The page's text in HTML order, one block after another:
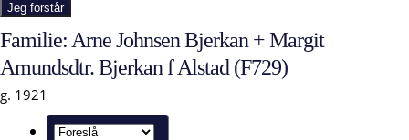
Jeg forstår
Familie: Arne Johnsen Bjerkan + Margit
Amundsdtr. Bjerkan f Alstad (F729)
g. 1921